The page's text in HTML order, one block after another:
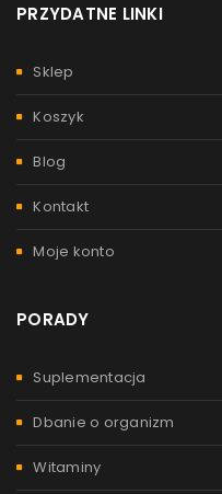
PRZYDATNE LINKI
Sklep
Koszyk
Blog
Kontakt
Moje konto
PORADY
Suplementacja
Dbanie o organizm
Witaminy